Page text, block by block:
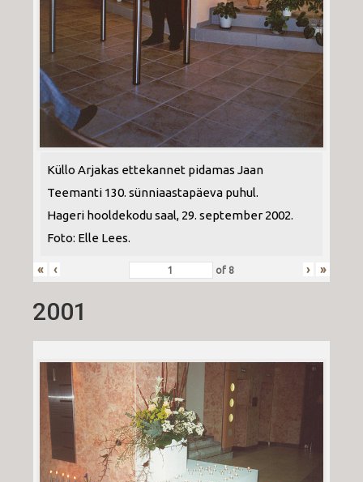
Küllo Arjakas ettekannet pidamas Jaan
Teemanti 130. sünniaastapäeva puhul.
Hageri hooldekodu saal, 29. september 2002.
Foto: Elle Lees.
« ‹ of 8 › »
2001